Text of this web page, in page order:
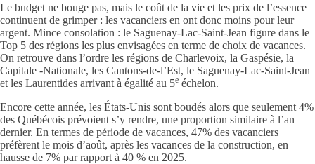
Le budget ne bouge pas, mais le coût de la vie et les prix de l’essence
continuent de grimper : les vacanciers en ont donc moins pour leur
argent. Mince consolation : le Saguenay-Lac-Saint-Jean figure dans le
Top 5 des régions les plus envisagées en terme de choix de vacances.
On retrouve dans l’ordre les régions de Charlevoix, la Gaspésie, la
Capitale -Nationale, les Cantons-de-l’Est, le Saguenay-Lac-Saint-Jean
et les Laurentides arrivant à égalité au 5e échelon.
Encore cette année, les États-Unis sont boudés alors que seulement 4%
des Québécois prévoient s’y rendre, une proportion similaire à l’an
dernier. En termes de période de vacances, 47% des vacanciers
préfèrent le mois d’août, après les vacances de la construction, en
hausse de 7% par rapport à 40 % en 2025.